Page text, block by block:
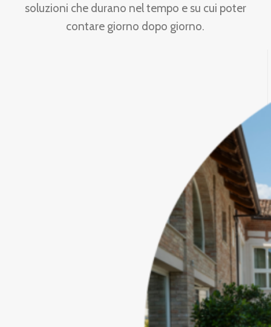
soluzioni che durano nel tempo e su cui poter
contare giorno dopo giorno.